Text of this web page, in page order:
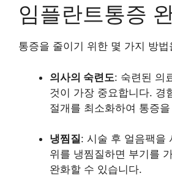
임플란트통증
통증을 줄이기 위한 몇 가지 방
의사의 숙련도: 숙련된 의
것이 가장 중요합니다. 경
절개를 최소화하여 통증
냉찜질: 시술 후 얼음팩을
위를 냉찜질하면 부기를
완화할 수 있습니다.